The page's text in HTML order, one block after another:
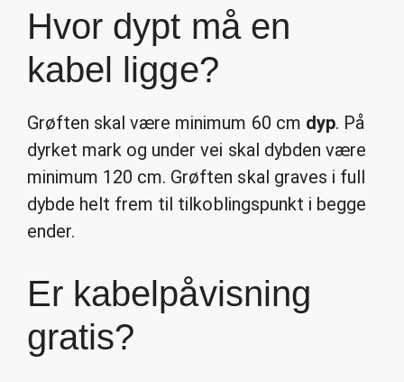
Hvor dypt må en
kabel ligge?
Grøften skal være minimum 60 cm dyp. På
dyrket mark og under vei skal dybden være
minimum 120 cm. Grøften skal graves i full
dybde helt frem til tilkoblingspunkt i begge
ender.
Er kabelpåvisning
gratis?